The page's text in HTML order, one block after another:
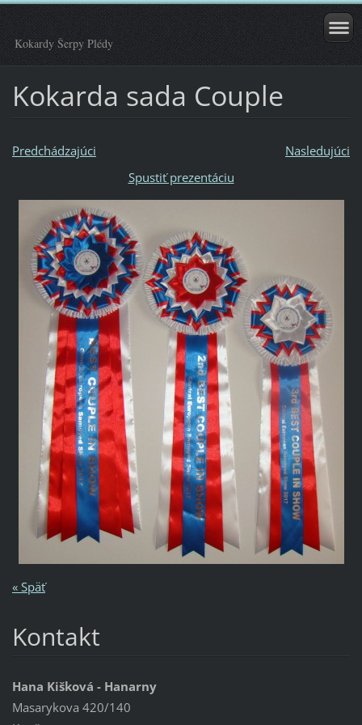
Kokardy Šerpy Plédy
Kokarda sada Couple
Predchádzajúci
Nasledujúci
Spustiť prezentáciu
« Späť
Kontakt
Hana Kišková - Hanarny
Masarykova 420/140